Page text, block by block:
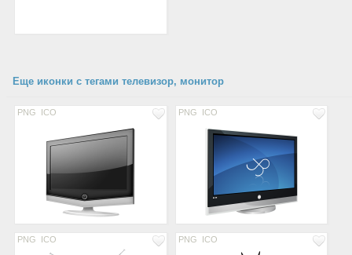
Еще иконки с тегами телевизор, монитор
PNG ICO PNG ICO
PNG ICO PNG ICO